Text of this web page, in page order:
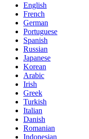
English
French
German
Portuguese
Spanish
Russian
Japanese
Korean
Arabic
Irish
Greek
Turkish
Italian
Danish
Romanian
Indonesian